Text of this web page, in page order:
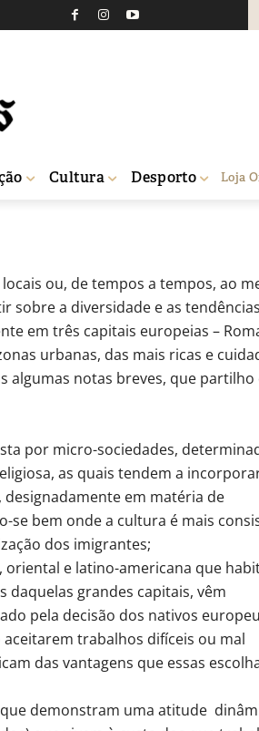
Cultura Desporto Loja
– Notas de
0
ou, de tempos a tempos, ao
sobre a diversidade e as tendências
em três capitais europeias –
urbanas, das mais ricas e
algumas notas breves, que partilho
por micro-sociedades,
as quais tendem a
em matéria de
se bem onde a cultura é mais
dos imigrantes;
e latino-americana que
grandes capitais, vêm
pela decisão dos nativos
trabalhos difíceis ou mal
das vantagens que essas
demonstram uma atitude